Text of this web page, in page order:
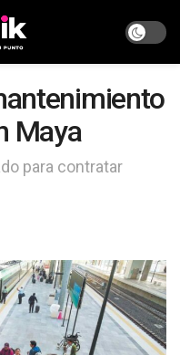
Maya
para contratar